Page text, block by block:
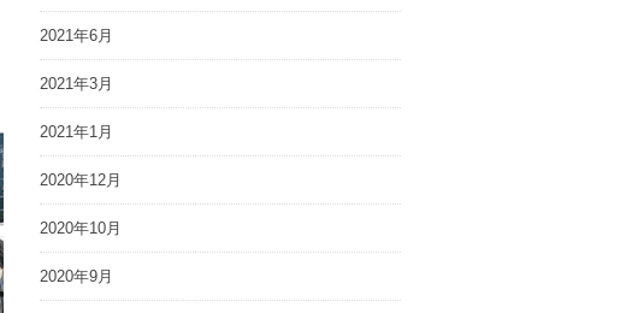
2021年6月
2021年3月
2021年1月
2020年12月
2020年10月
2020年9月